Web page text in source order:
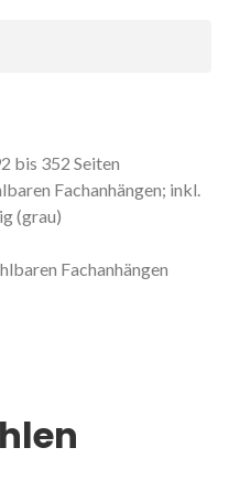
bis 352 Seiten
Fachanhängen; inkl.
(grau)
Fachanhängen